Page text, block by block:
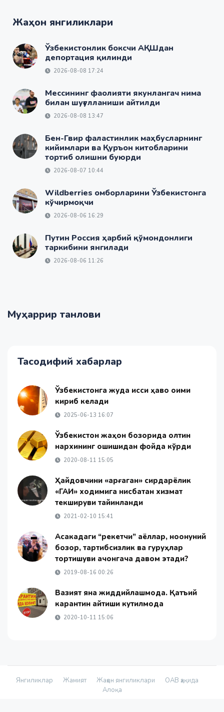
Жаҳон янгиликлари
Ўзбекистонлик боксчи АҚШдан
депортация қилинди
2026-08-08 17:24
Мессининг фаолияти якунлангач нима
билан шуғулланиши айтилди
2026-08-08 13:47
Бен-Гвир фаластинлик маҳбусларнинг
кийимлари ва Қуръон китобларини
тортиб олишни буюрди
2026-08-07 10:44
Wildberries омборларини Ўзбекистонга
кўчирмоқчи
2026-08-06 16:29
Путин Россия ҳарбий қўмондонлиги
таркибини янгилади
2026-08-06 11:26
Муҳаррир танлови
Тасодифий хабарлар
Ўзбекистонга жуда иссиқ ҳаво оқими
кириб келади
2025-06-13 16:07
Ўзбекистон жаҳон бозорида олтин
нархининг ошишидан фойда кўрди
2020-08-11 15:05
Ҳайдовчини «қарғаган» сирдарёлик
«ГАИ» ходимига нисбатан хизмат
текшируви тайинланди
2021-02-10 15:41
Асакадаги “рекетчи” аёллар, ноқонуний
бозор, тартибсизлик ва гуруҳлар
тортишуви қачонгача давом этади?
2019-08-16 00:26
Вазият яна жиддийлашмоқда. Қатъий
карантин қайтиши кутилмоқда
2020-10-11 15:06
Янгиликлар Жамият Жаҳон янгиликлари
ОАВ ҳақида
Алоқа